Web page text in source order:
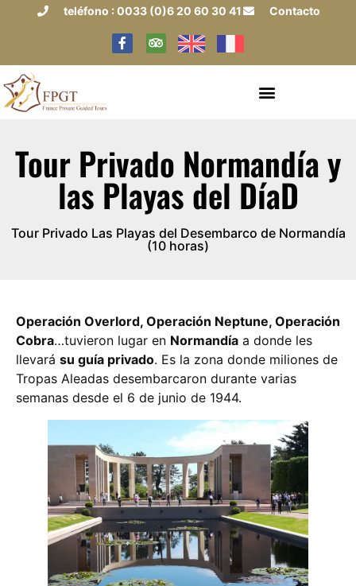
teléfono : 0033 (0)6 20 60 30 41 Contacto
Tour Privado Normandía y
las Playas del DíaD
Tour Privado Las Playas del Desembarco de Normandía
(10 horas)
Operación Overlord, Operación Neptune, Operación
Cobra…tuvieron lugar en Normandía a donde les
llevará su guía privado. Es la zona donde miliones de
Tropas Aleadas desembarcaron durante varias
semanas desde el 6 de junio de 1944.